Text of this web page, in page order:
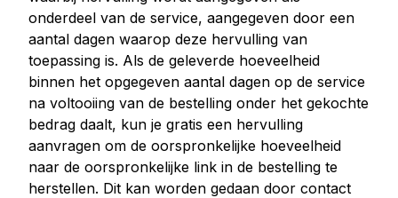
onderdeel van de service, aangegeven door een
aantal dagen waarop deze hervulling van
toepassing is. Als de geleverde hoeveelheid
binnen het opgegeven aantal dagen op de service
na voltooiing van de bestelling onder het gekochte
bedrag daalt, kun je gratis een hervulling
aanvragen om de oorspronkelijke hoeveelheid
naar de oorspronkelijke link in de bestelling te
herstellen. Dit kan worden gedaan door contact